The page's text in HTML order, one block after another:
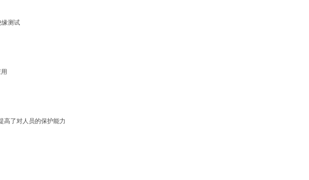
缘测试
高了对人员的保护能力